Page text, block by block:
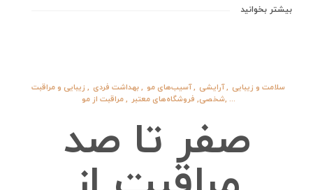
بیشتر بخوانید
سلامت و زیبایی ,آرایشی ,آسیب‌های مو ,بهداشت فردی , زیبایی و مراقبت
شخصی, فروشگاه‌های معتبر ,مراقبت از مو , ...
صفر تا صد